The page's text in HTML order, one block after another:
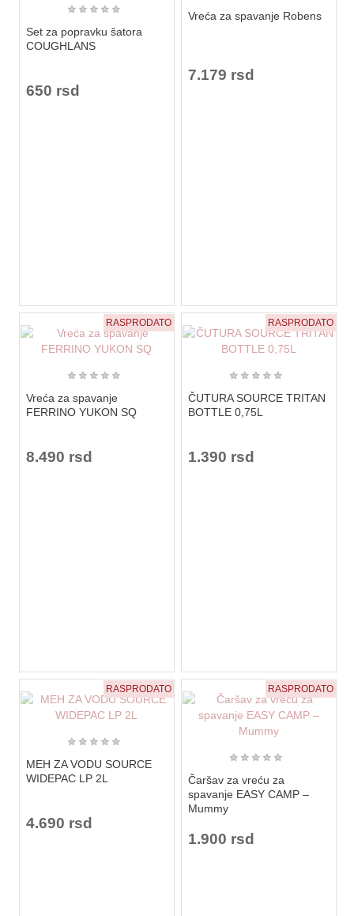
★ ★ ★ ★ ★
Set za popravku šatora
COUGHLANS
650 rsd
Vreća za spavanje Robens
7.179 rsd
RASPRODATO
★ ★ ★ ★ ★
Vreća za spavanje
FERRINO YUKON SQ
8.490 rsd
RASPRODATO
★ ★ ★ ★ ★
ČUTURA SOURCE TRITAN
BOTTLE 0,75L
1.390 rsd
RASPRODATO
★ ★ ★ ★ ★
MEH ZA VODU SOURCE
WIDEPAC LP 2L
4.690 rsd
RASPRODATO
★ ★ ★ ★ ★
Čaršav za vreću za
spavanje EASY CAMP –
Mummy
1.900 rsd